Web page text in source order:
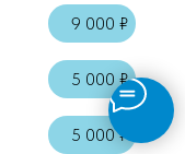
5 000 ₽
5 000 ₽
9 000 ₽